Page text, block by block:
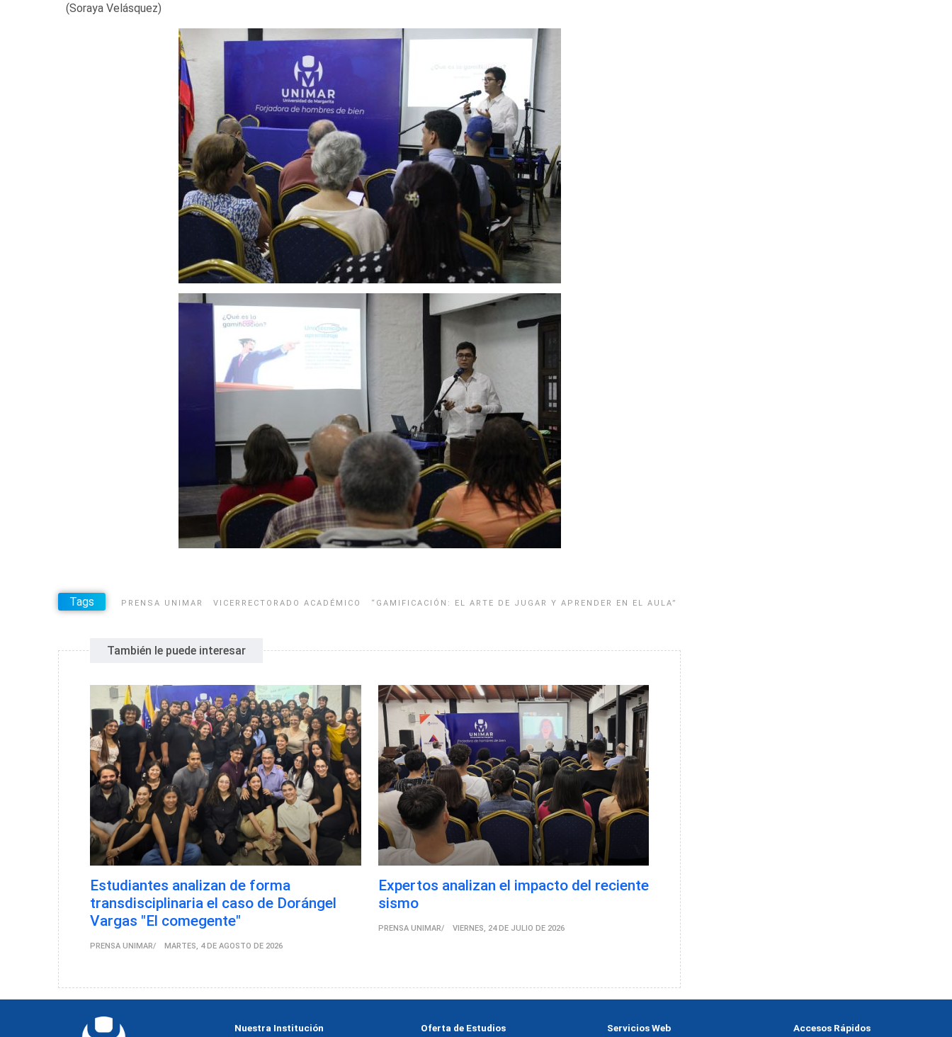
(Soraya Velásquez)
Tags PRENSA UNIMAR VICERRECTORADO ACADÉMICO “GAMIFICACIÓN: EL ARTE DE JUGAR Y APRENDER EN EL AULA”
También le puede interesar
Estudiantes analizan de forma
transdisciplinaria el caso de Dorángel
Vargas "El comegente"
PRENSA UNIMAR MARTES, 4 DE AGOSTO DE 2026
Expertos analizan el impacto del reciente
sismo
PRENSA UNIMAR VIERNES, 24 DE JULIO DE 2026
Nuestra Institución Oferta de Estudios Servicios Web Accesos Rápidos